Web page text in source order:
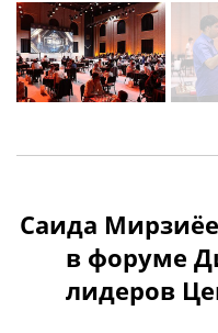
Саида
в форуме
лидеров